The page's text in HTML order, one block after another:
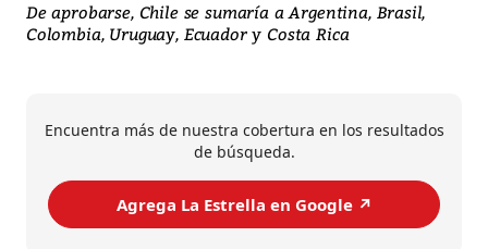
De aprobarse, Chile se sumaría a Argentina, Brasil,
Colombia, Uruguay, Ecuador y Costa Rica
Encuentra más de nuestra cobertura en los resultados
de búsqueda.
Agrega La Estrella en Google ↗️